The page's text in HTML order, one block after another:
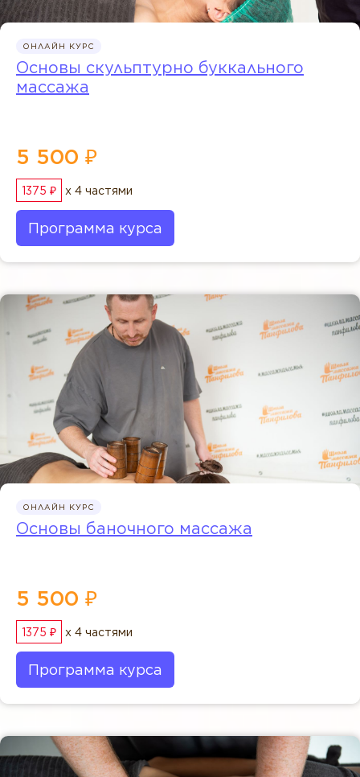
ОНЛАЙН КУРС
Основы скульптурно буккального
массажа
5 500 ₽
1375 ₽ x 4 частями
Программа курса
ОНЛАЙН КУРС
Основы баночного массажа
5 500 ₽
1375 ₽ x 4 частями
Программа курса